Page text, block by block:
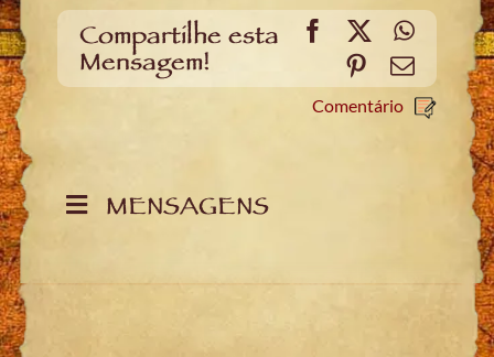
Compartilhe esta
Mensagem!
Facebook
X
PinterestEmail
Comentário
MENSAGENS